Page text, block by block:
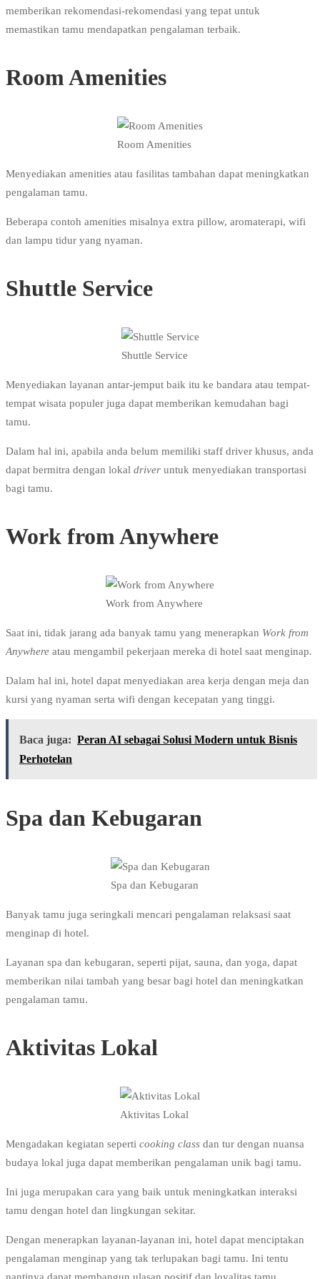
memberikan rekomendasi-rekomendasi yang tepat untuk
memastikan tamu mendapatkan pengalaman terbaik.
Room Amenities
Room Amenities
Menyediakan amenities atau fasilitas tambahan dapat meningkatkan
pengalaman tamu.
Beberapa contoh amenities misalnya extra pillow, aromaterapi, wifi
dan lampu tidur yang nyaman.
Shuttle Service
Shuttle Service
Menyediakan layanan antar-jemput baik itu ke bandara atau tempat-
tempat wisata populer juga dapat memberikan kemudahan bagi
tamu.
Dalam hal ini, apabila anda belum memiliki staff driver khusus, anda
dapat bermitra dengan lokal driver untuk menyediakan transportasi
bagi tamu.
Work from Anywhere
Work from Anywhere
Saat ini, tidak jarang ada banyak tamu yang menerapkan Work from
Anywhere atau mengambil pekerjaan mereka di hotel saat menginap.
Dalam hal ini, hotel dapat menyediakan area kerja dengan meja dan
kursi yang nyaman serta wifi dengan kecepatan yang tinggi.
Baca juga: Peran AI sebagai Solusi Modern untuk Bisnis
Perhotelan
Spa dan Kebugaran
Spa dan Kebugaran
Banyak tamu juga seringkali mencari pengalaman relaksasi saat
menginap di hotel.
Layanan spa dan kebugaran, seperti pijat, sauna, dan yoga, dapat
memberikan nilai tambah yang besar bagi hotel dan meningkatkan
pengalaman tamu.
Aktivitas Lokal
Aktivitas Lokal
Mengadakan kegiatan seperti cooking class dan tur dengan nuansa
budaya lokal juga dapat memberikan pengalaman unik bagi tamu.
Ini juga merupakan cara yang baik untuk meningkatkan interaksi
tamu dengan hotel dan lingkungan sekitar.
Dengan menerapkan layanan-layanan ini, hotel dapat menciptakan
pengalaman menginap yang tak terlupakan bagi tamu. Ini tentu
nantinya dapat membangun ulasan positif dan loyalitas tamu.